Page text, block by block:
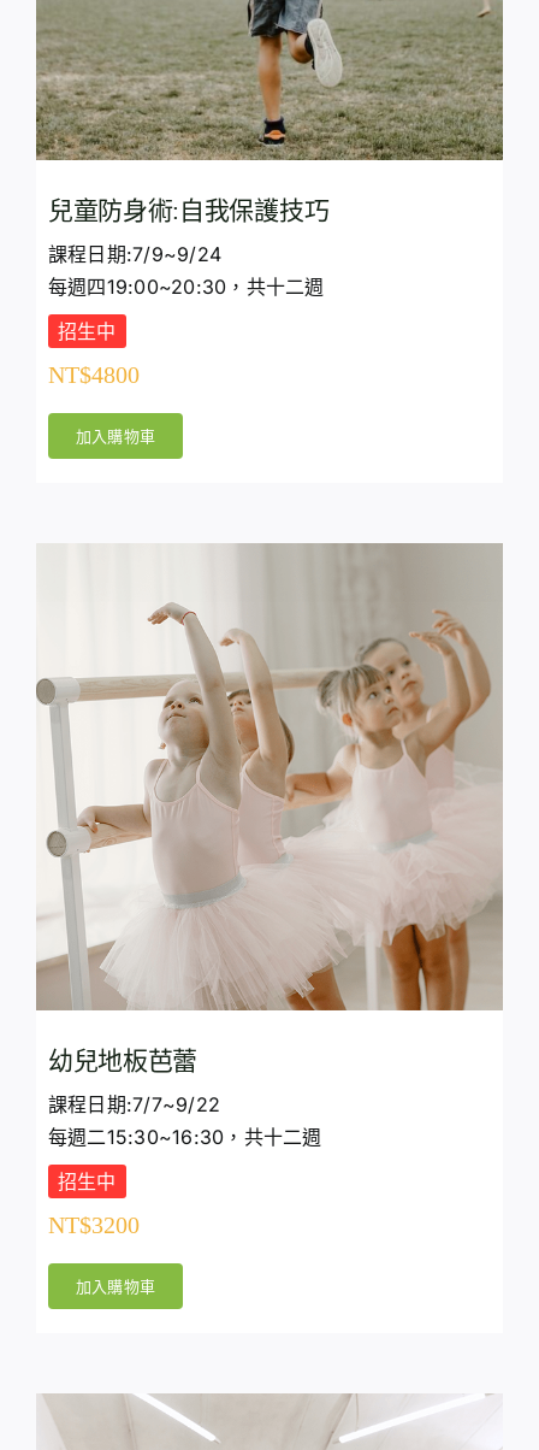
兒童防身術:自我保護技巧
課程日期:7/9~9/24
每週四19:00~20:30，共十二週
招生中
NT$4800
加入購物車
幼兒地板芭蕾
課程日期:7/7~9/22
每週二15:30~16:30，共十二週
招生中
NT$3200
加入購物車